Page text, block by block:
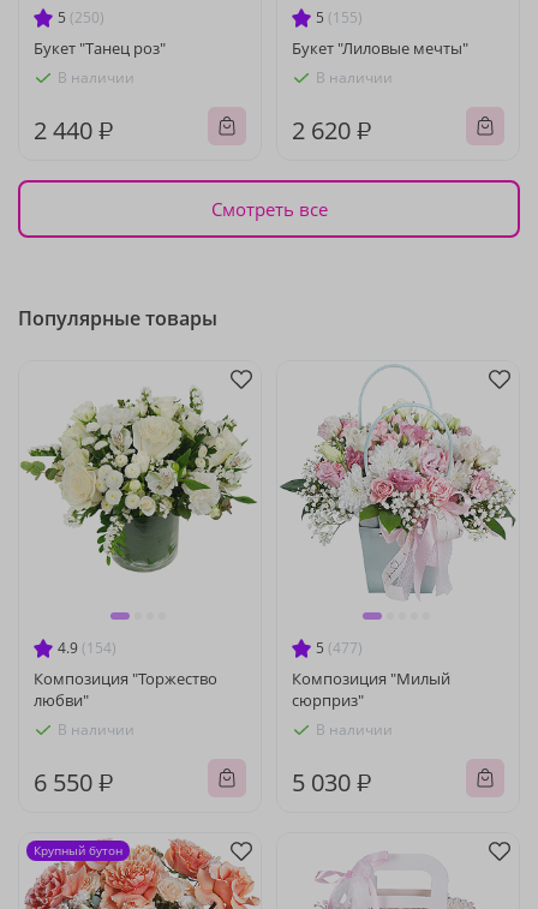
5 (250)
Букет "Танец роз"
В наличии
2 440 ₽
5 (155)
Букет "Лиловые мечты"
В наличии
2 620 ₽
Смотреть все
Популярные товары
4.9 (154)
Композиция "Торжество
любви"
В наличии
6 550 ₽
5 (477)
Композиция "Милый
сюрприз"
В наличии
5 030 ₽
Крупный бутон